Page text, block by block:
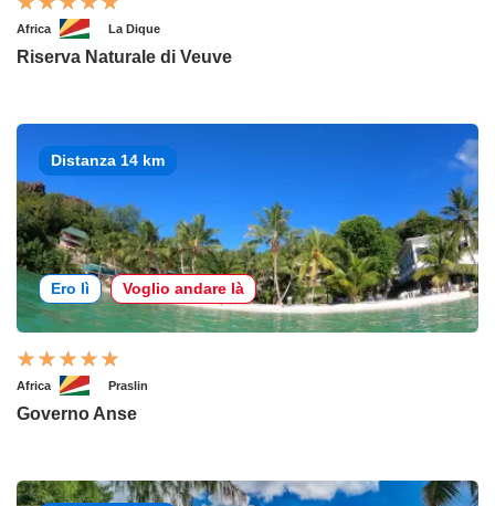
Africa La Dique
Riserva Naturale di Veuve
Distanza 14 km
Ero lì Voglio andare là
Africa Praslin
Governo Anse